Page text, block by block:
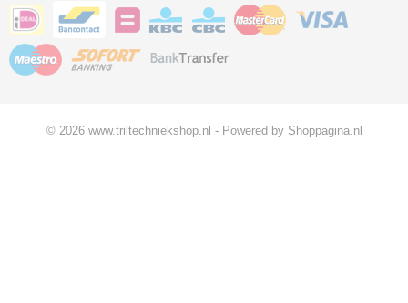
© 2026 www.triltechniekshop.nl - Powered by Shoppagina.nl